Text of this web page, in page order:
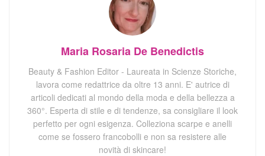
Maria Rosaria De Benedictis
Beauty & Fashion Editor - Laureata in Scienze Storiche,
lavora come redattrice da oltre 13 anni. E' autrice di
articoli dedicati al mondo della moda e della bellezza a
360°. Esperta di stile e di tendenze, sa consigliare il look
perfetto per ogni esigenza. Colleziona scarpe e anelli
come se fossero francobolli e non sa resistere alle
novità di skincare!